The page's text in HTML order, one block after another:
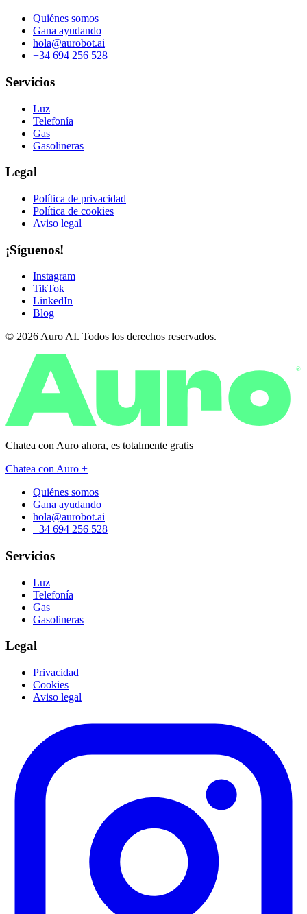
Quiénes somos
Gana ayudando
hola@aurobot.ai
+34 694 256 528
Servicios
Luz
Telefonía
Gas
Gasolineras
Legal
Política de privacidad
Política de cookies
Aviso legal
¡Síguenos!
Instagram
TikTok
LinkedIn
Blog
© 2026 Auro AI. Todos los derechos reservados.
®
Chatea con Auro ahora, es totalmente gratis
Chatea con Auro +
Quiénes somos
Gana ayudando
hola@aurobot.ai
+34 694 256 528
Servicios
Luz
Telefonía
Gas
Gasolineras
Legal
Privacidad
Cookies
Aviso legal